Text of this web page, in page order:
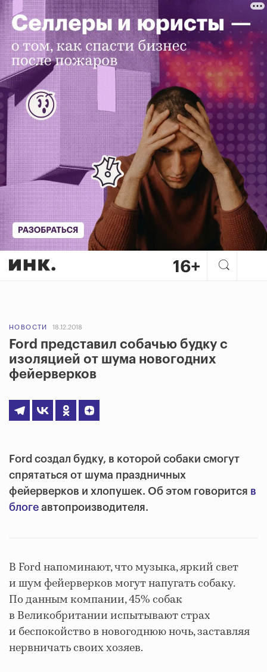
НОВОСТИ 18.12.2018
Ford представил собачью будку с
изоляцией от шума новогодних
фейерверков
Ford создал будку, в которой собаки смогут
спрятаться от шума праздничных
фейерверков и хлопушек. Об этом говорится в
блоге автопроизводителя.
В Ford напоминают, что музыка, яркий свет
и шум фейерверков могут напугать собаку.
По данным компании, 45% собак
в Великобритании испытывают страх
и беспокойство в новогоднюю ночь, заставляя
нервничать своих хозяев.